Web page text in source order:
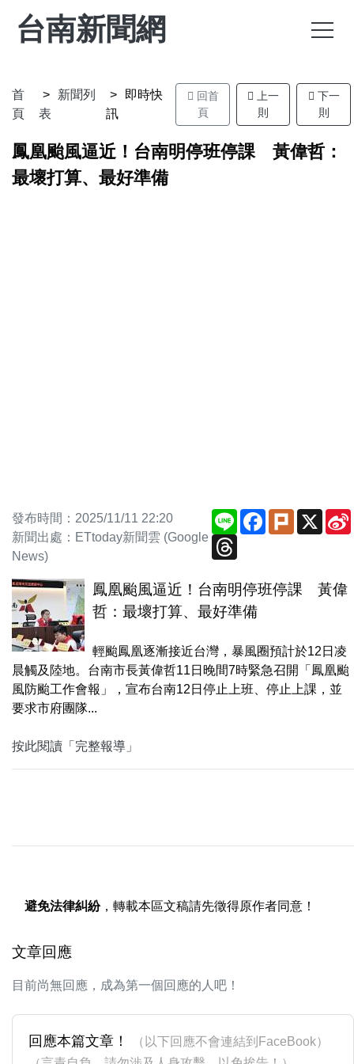
台南新聞網
首
頁
新聞列
表
即時快
訊
回首
頁
上一
則
下一
則
鳳凰颱風逼近！台南明停班停課 黃偉哲：
最壞打算、最好準備
發布時間：2025/11/11 22:20
新聞出處：ETtoday新聞雲 (Google
News)
Line Facebook
Plurk X
鳳凰颱風逼近！台南明停班停課 黃偉
哲：最壞打算、最好準備
輕颱鳳凰逐漸接近台灣，暴風圈預計於12日凌
晨觸及陸地。台南市長黃偉哲11日晚間7時緊急召開「鳳凰颱
風防颱工作會報」，宣布台南12日停止上班、停止上課，並
要求市府團隊...
按此閱讀「完整報導」
避免法律糾紛，轉載本區文稿請先徵得原作者同意！
文章回應
目前尚無回應，成為第一個回應的人吧！
回應本篇文章！
（以下回應不會連結到FaceBook）